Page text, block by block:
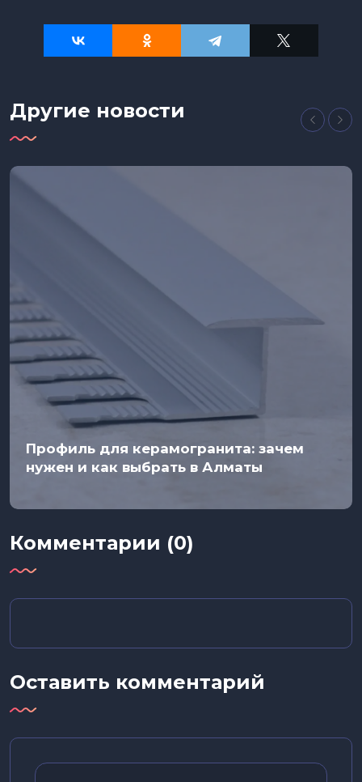
Другие новости
Профиль для керамогранита: зачем
нужен и как выбрать в Алматы
Комментарии (0)
Оставить комментарий